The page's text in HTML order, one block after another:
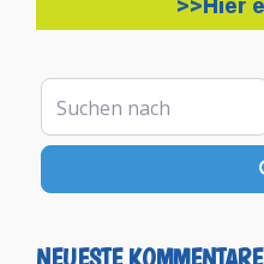
Suchen nach